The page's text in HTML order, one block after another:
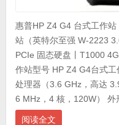
惠普HP Z4 G4 台式工作
站（英特尔至强 W-2223
PCIe 固态硬盘丨T1000
作站型号 HP Z4 G4台式
处理器（3.6 GHz，高达
6 MHz，4 核，120W） 外
阅读全文